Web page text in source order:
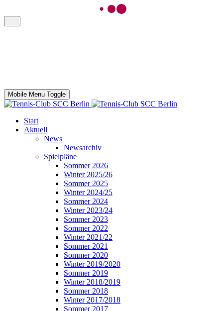
Mobile Menu Toggle
Start
Aktuell
News
Newsarchiv
Spielpläne
Sommer 2026
Winter 2025/26
Sommer 2025
Winter 2024/25
Sommer 2024
Winter 2023/24
Sommer 2023
Sommer 2022
Winter 2021/22
Sommer 2021
Sommer 2020
Winter 2019/2020
Sommer 2019
Winter 2018/2019
Sommer 2018
Winter 2017/2018
Sommer 2017